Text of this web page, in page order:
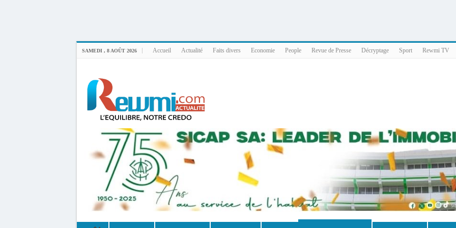
SAMEDI , 8 AOÛT 2026 Accueil Actualité Faits divers Economie People Revue de Presse Décryptage Sport Rewmi TV